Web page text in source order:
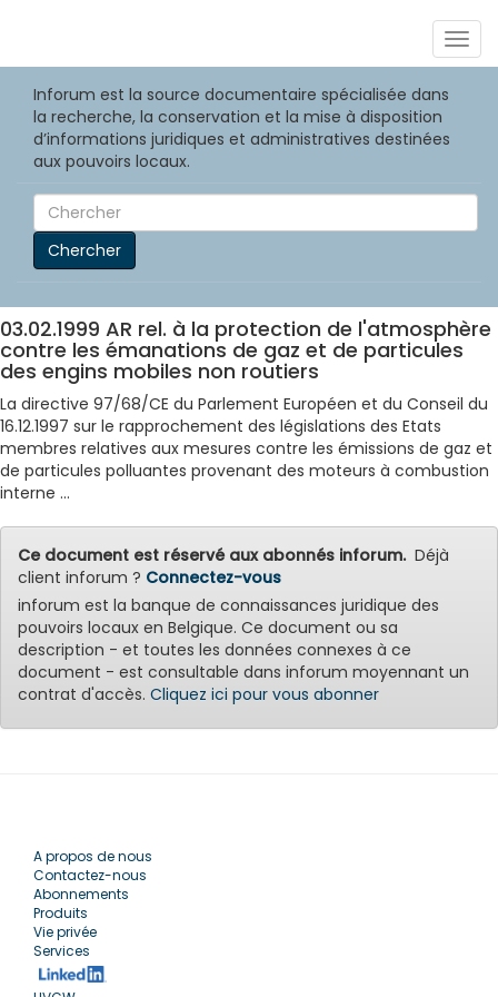
Inforum est la source documentaire spécialisée dans
la recherche, la conservation et la mise à disposition
d’informations juridiques et administratives destinées
aux pouvoirs locaux.
Chercher
03.02.1999 AR rel. à la protection de l'atmosphère
contre les émanations de gaz et de particules
des engins mobiles non routiers
La directive 97/68/CE du Parlement Européen et du Conseil du
16.12.1997 sur le rapprochement des législations des Etats
membres relatives aux mesures contre les émissions de gaz et
de particules polluantes provenant des moteurs à combustion
interne ...
Ce document est réservé aux abonnés inforum.Déjà
client inforum ? Connectez-vous
inforum est la banque de connaissances juridique des
pouvoirs locaux en Belgique. Ce document ou sa
description - et toutes les données connexes à ce
document - est consultable dans inforum moyennant un
contrat d'accès. Cliquez ici pour vous abonner
A propos de nous
Contactez-nous
Abonnements
Produits
Vie privée
Services